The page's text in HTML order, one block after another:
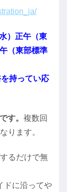
）正午（東
（東部標準
持ってい応
す。 複数回
ります。
るだけで無
ドに沿ってや